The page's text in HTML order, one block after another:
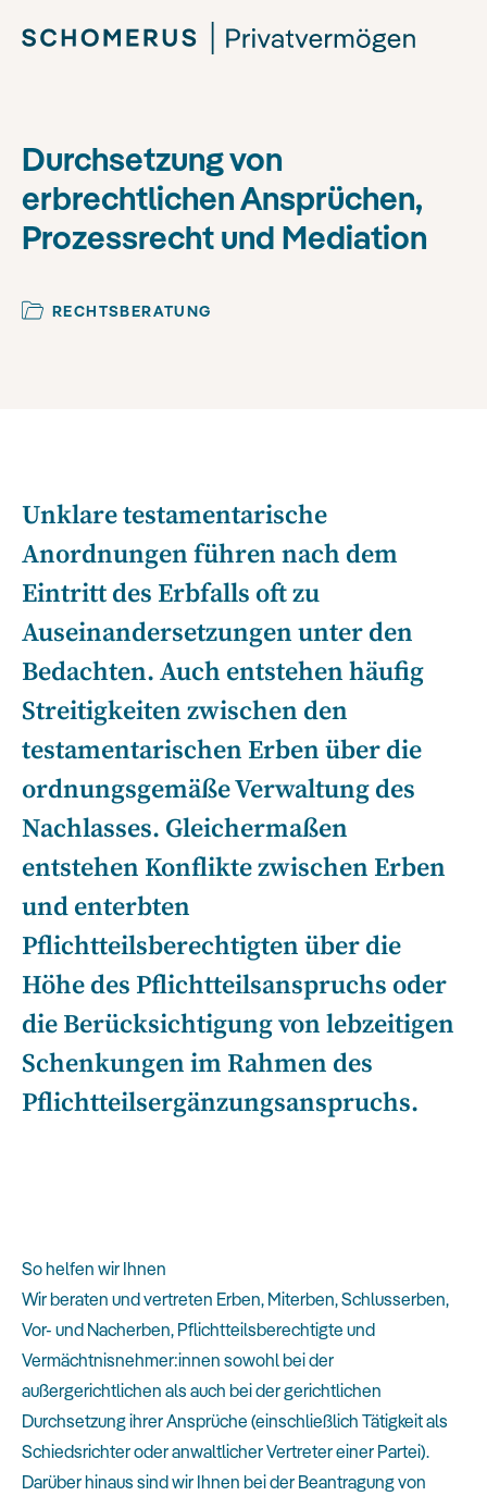
Durchsetzung von
erbrechtlichen Ansprüchen,
Prozessrecht und Mediation
RECHTSBERATUNG
Unklare testamentarische
Anordnungen führen nach dem
Eintritt des Erbfalls oft zu
Auseinandersetzungen unter den
Bedachten. Auch entstehen häufig
Streitigkeiten zwischen den
testamentarischen Erben über die
ordnungsgemäße Verwaltung des
Nachlasses. Gleichermaßen
entstehen Konflikte zwischen Erben
und enterbten
Pflichtteilsberechtigten über die
Höhe des Pflichtteilsanspruchs oder
die Berücksichtigung von lebzeitigen
Schenkungen im Rahmen des
Pflichtteilsergänzungsanspruchs.
So helfen wir Ihnen
Wir beraten und vertreten Erben, Miterben, Schlusserben,
Vor- und Nacherben, Pflichtteilsberechtigte und
Vermächtnisnehmer:innen sowohl bei der
außergerichtlichen als auch bei der gerichtlichen
Durchsetzung ihrer Ansprüche (einschließlich Tätigkeit als
Schiedsrichter oder anwaltlicher Vertreter einer Partei).
Darüber hinaus sind wir Ihnen bei der Beantragung von